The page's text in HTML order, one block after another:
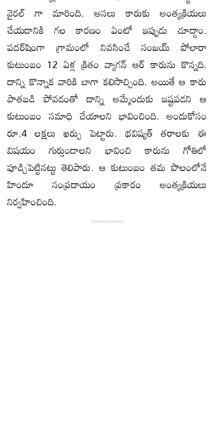
వైరల్ గా మారింది. అసలు కారుకు అంత్యక్రియలు
చేయడానికి గల కారణం ఏంటో ఇప్పుడు చూద్దాం.
పదర్‌షింగా గ్రామంలో నివసించే సంజయ్‌ పోలారా
కుటుంబం 12 ఏళ్ల క్రితం వ్యాగన్ ఆర్ కారును కొన్నది.
దాన్ని కొన్నాక వారికి బాగా కలిసొచ్చింది. అయితే ఆ కారు
పాతబడి పోవడంతో దాన్ని అమ్మేందుకు ఇష్టపడని ఆ
కుటుంబం సమాధి చేయాలని భావించింది. అందుకోసం
రూ.4 లక్షలు ఖర్చు పెట్టారు. భవిష్యత్ తరాలకు ఈ
విషయం గుర్తుండాలని భావించి కారును గోతిలో
పూడ్చిపెట్టినట్టు తెలిపారు. ఆ కుటుంబం తమ పొలంలోనే
హిందూ సంప్రదాయం ప్రకారం అంత్యక్రియలు
నిర్వహించింది.